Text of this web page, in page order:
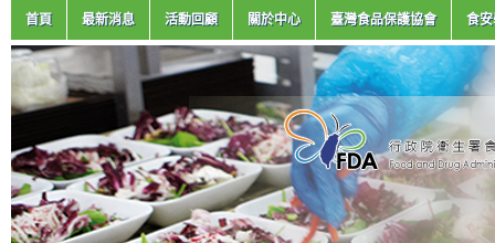
首頁 最新消息 活動回顧 關於中心 臺灣食品保護協會 食